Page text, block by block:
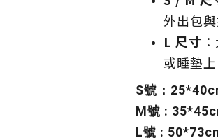
外出包
L 尺寸
或睡墊
S號：
M號 :
L號 :